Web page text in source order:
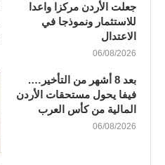
جعلت الأردن مركزا واعدا
للاستثمار ونموذجا في
الاعتدال
06/08/2026
بعد 8 أشهر من التأخير….
فيفا يحول مستحقات الأردن
المالية من كأس العرب
06/08/2026